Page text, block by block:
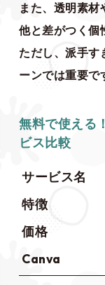
また、透明素材
他と差がつく個
ただし、派手す
ーンでは重要で
無料で使える
ビス比較
サービス名
特徴
価格
Canva